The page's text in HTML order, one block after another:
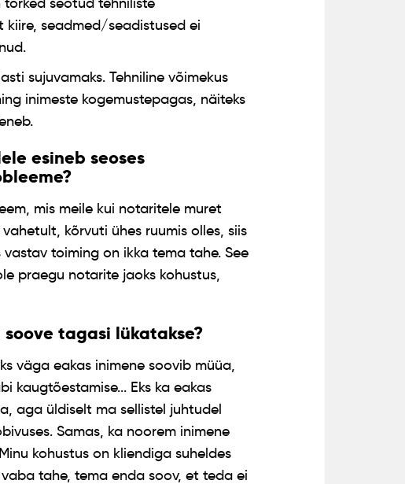
kiire, seadmed/seadistused ei
sujuvamaks. Tehniline võimekus
inimeste kogemustepagas, näiteks
esineb seoses
mis meile kui notaritele muret
kõrvuti ühes ruumis olles, siis
toiming on ikka tema tahe. See
praegu notarite jaoks kohustus,
tagasi lükatakse?
väga eakas inimene soovib müüa,
kaugtõestamise... Eks ka eakas
aga üldiselt ma sellistel juhtudel
Samas, ka noorem inimene
kohustus on kliendiga suheldes
tahe, tema enda soov, et teda ei